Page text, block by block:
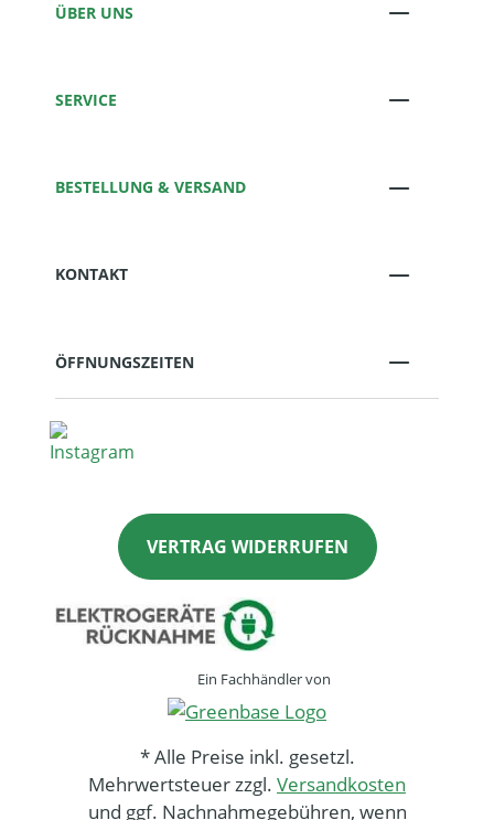
ÜBER UNS
SERVICE
BESTELLUNG & VERSAND
KONTAKT
ÖFFNUNGSZEITEN
VERTRAG WIDERRUFEN
Ein Fachhändler von
* Alle Preise inkl. gesetzl.
Mehrwertsteuer zzgl. Versandkosten
und ggf. Nachnahmegebühren, wenn